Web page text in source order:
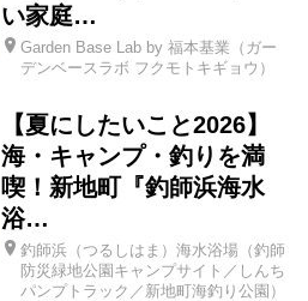
い家庭…
Garden Base Lab by 福本基業（ガー
デンベースラボ フクモトキギョウ）
【夏にしたいこと2026】
海・キャンプ・釣りを満
喫！新地町『釣師浜海水
浴…
釣師浜（つるしはま）海水浴場（釣師
防災緑地公園キャンプサイト／しんち
パンプトラック／新地町海釣り公園）